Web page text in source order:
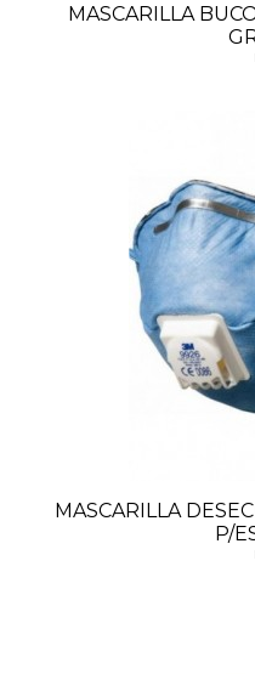
MASCARILLA
MASCARILLA
P/